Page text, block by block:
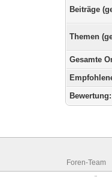
Beiträge
Themen
Gesamte
Bewertung:
Foren-Team